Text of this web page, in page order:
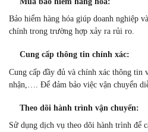
Bảo hiểm hàng hóa giúp doanh nghiệp
chính trong trường hợp xảy ra rủi ro.
Cung cấp thông tin chính xác:
Cung cấp đầy đủ và chính xác thông tin
nhận,…. Để đảm bảo việc vận chuyển
Theo dõi hành trình vận chuyển:
Sử dụng dịch vụ theo dõi hành trình để